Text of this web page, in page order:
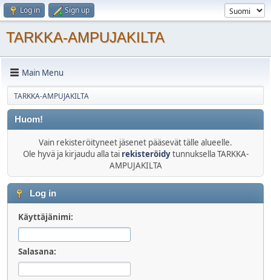
Log in Sign up
TARKKA-AMPUJAKILTA
Main Menu
TARKKA-AMPUJAKILTA
Huom!
Vain rekisteröityneet jäsenet pääsevät tälle alueelle.
Ole hyvä ja kirjaudu alla tai rekisteröidytunnuksella TARKKA-
AMPUJAKILTA
Log in
Käyttäjänimi:
Salasana: